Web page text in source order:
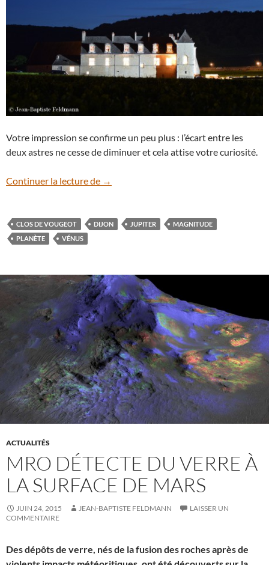
Votre impression se confirme un peu plus : l’écart entre les
deux astres ne cesse de diminuer et cela attise votre curiosité.
Continuer la lecture de Surveillez le rapprochement Jupiter-
→
CLOS DE VOUGEOT DIJON JUPITER
MAGNITUDE
PLANÈTE
VÉNUS
ACTUALITÉS
MRO DÉTECTE DU VERRE À
LA SURFACE DE MARS
JUIN 24, 2015 JEAN-BAPTISTE FELDMANN
LAISSER UN
COMMENTAIRE
Des dépôts de verre, nés de la fusion des roches après de